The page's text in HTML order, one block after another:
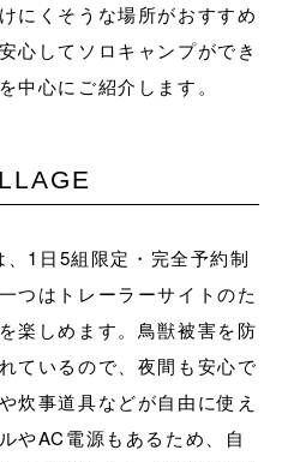
にくそうな場所がおすすめ
心してソロキャンプができ
中心にご紹介します。
1日5組限定・完全予約制
つはトレーラーサイトのた
楽しめます。鳥獣被害を防
ているので、夜間も安心で
炊事道具などが自由に使え
やAC電源もあるため、自